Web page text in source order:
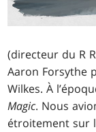
(directeur du R
Aaron Forsythe
Wilkes. À
Magic. Nous
étroitement sur